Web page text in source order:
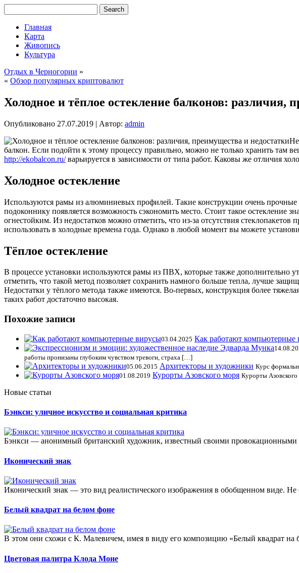
Главная
Карта
Живопись
Культура
Отдых в Черногории »
« Обзор популярных криптовалют
Холодное и тёплое остекление балконов: различия,
Опубликовано 27.07.2019 | Автор: admin
балкон. Если подойти к этому процессу правильно, можно не только хранить там
http://ekobalcon.ru/варьируется в зависимости от типа работ. Каковы же отличия
Холодное остекление
Используются рамы из алюминиевых профилей. Такие конструкции очень
подоконнику появляется возможность сэкономить место. Стоит такое остекление
огнестойким. Из недостатков можно отметить, что из-за отсутствия
использовать в холодные времена года. Однако в любой момент вы можете
Тёплое остекление
В процессе установки используются рамы из ПВХ, которые также
отметить, что такой метод позволяет сохранить намного больше тепла, лучше
Недостатки у тёплого метода также имеются. Во-первых, конструкция более
таких работ достаточно высокая.
Похожие записи
03.04.2025 Как работают компьютерные
работы пронизаны глубоким чувством тревоги, страха […]
05.06.2015 Архитекторы и художники Курс
01.08.2019 Курорты Азовского моря Курорты
Новые статьи
Бэнкси: уличное искусство и социальная критика
Бэнкси — анонимный британский художник, известный своими провокационными
Иконический знак
Иконический знак — это вид реалистического изображения в обобщенном виде. Не
Белый квадрат на белом фоне
В этом они схожи с К. Малевичем, имея в виду его композицию «Белый квадрат
Цветовая палитра Клода Моне